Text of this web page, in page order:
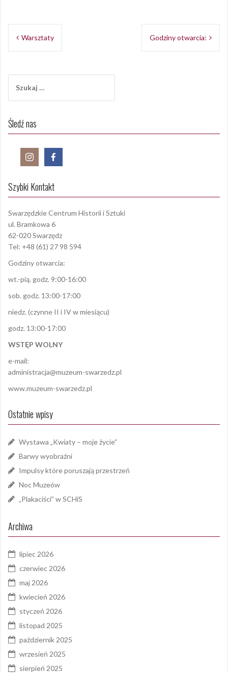
Nawigacja
Warsztaty Godziny otwarcia:
Śledź nas
Szybki Kontakt
Swarzędzkie Centrum Historii i Sztuki
ul. Bramkowa 6
62-020 Swarzędz
Tel: +48 (61) 27 98 594
Godziny otwarcia:
wt.-pią. godz. 9:00-16:00
sob. godz. 13:00-17:00
niedz. (czynne II i IV w miesiącu)
godz. 13:00-17:00
WSTĘP WOLNY
e-mail:
administracja@muzeum-swarzedz.pl
www.muzeum-swarzedz.pl
Ostatnie wpisy
Wystawa „Kwiaty – moje życie”
Barwy wyobraźni
Impulsy które poruszają przestrzeń
Noc Muzeów
„Plakaciści” w SCHiS
Archiwa
lipiec 2026
czerwiec 2026
maj 2026
kwiecień 2026
styczeń 2026
listopad 2025
październik 2025
wrzesień 2025
sierpień 2025